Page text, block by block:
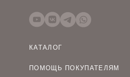
КАТАЛОГ
ПОМОЩЬ ПОКУПАТЕЛЯМ